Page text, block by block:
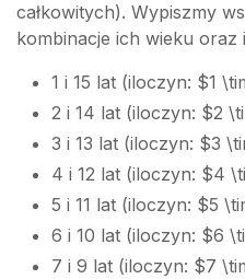
całkowitych). Wypiszmy
kombinacje ich wieku
1 i 15 lat (iloczyn: $1
2 i 14 lat (iloczyn: $2
3 i 13 lat (iloczyn: $3
4 i 12 lat (iloczyn: $4
5 i 11 lat (iloczyn: $5
6 i 10 lat (iloczyn: $6
7 i 9 lat (iloczyn: $7